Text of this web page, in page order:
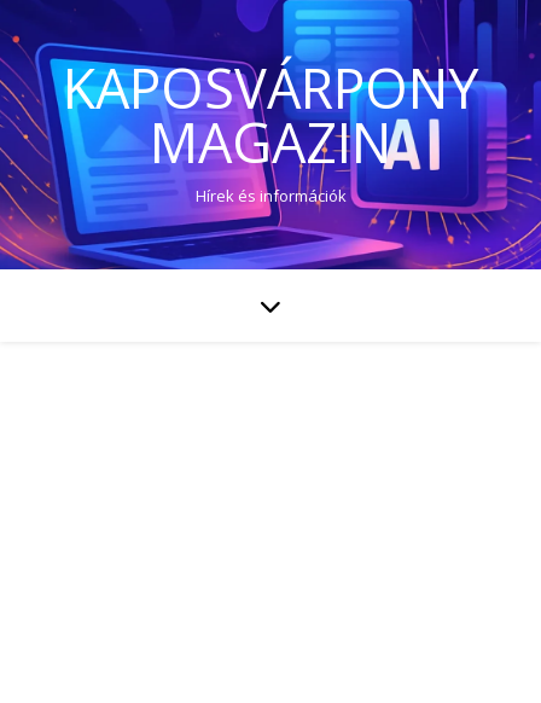
KAPOSVÁRPONY
MAGAZIN
Hírek és információk